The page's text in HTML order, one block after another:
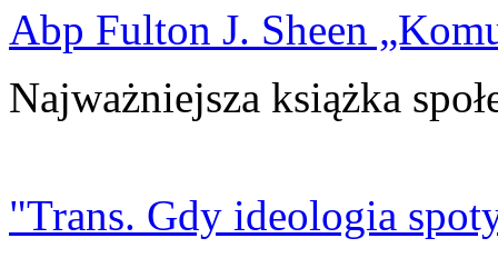
Abp Fulton J. Sheen
Najważniejsza książka
"Trans. Gdy ideologia